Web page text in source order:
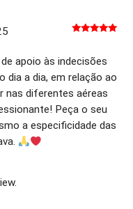
apoio às indecisões
dia a dia, em relação ao
nas diferentes aéreas
Peça o seu
a especificidade das